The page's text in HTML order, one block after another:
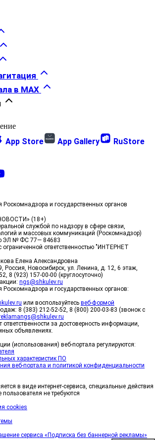
в MAX
App Store App Gallery RuStore
и государственных органов
(18+)
службой по надзору в сфере связи,
и массовых коммуникаций (Роскомнадзор)
ЭЛ № ФС 77— 84683
ограниченной ответственностью "ИНТЕРНЕТ
Елена Александровна
Россия, Новосибирск, ул. Ленина, д. 12, 6 этаж,
8 (923) 157-00-00 (круглосуточно)
ngs@shkulev.ru
и государственных органов:
или воспользуйтесь веб-формой
8 (383) 212-52-52, 8 (800) 200-03-83 (звонок с
ответственности за достоверность информации,
объявлениях.
(использования) веб-портала регулируются:
характеристик ПО
веб-портала и политикой конфиденциальности
в виде интернет-сервиса, специальные действия
пользователя не требуются
cookies
сервиса «Подписка без баннерной рекламы»